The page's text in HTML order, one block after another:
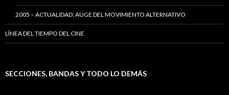
2005 – ACTUALIDAD: AUGE DEL MOVIMIENTO ALTERNATIVO
LÍNEA DEL TIEMPO DEL CINE
SECCIONES, BANDAS Y TODO LO DEMÁS